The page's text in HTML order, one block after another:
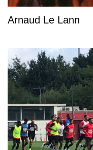
Arnaud Le Lann